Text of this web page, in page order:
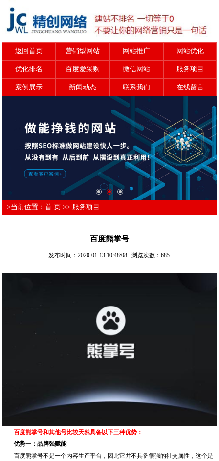
返回首页 营销型网站 网站推广 网站优化
优化排名 百度爱采购 微信网站 服务项目
案例展示 新闻动态 联系我们 在线留言
>当前位置：首 页 >> 服务项目
百度熊掌号
发布时间：2020-01-13 10:48:08 浏览次数： 685
百度熊掌号和其他号比较天然具备以下三种优势：
优势一：品牌强赋能
百度熊掌号不是一个内容生产平台，因此它并不具备很强的社交属性，这个是